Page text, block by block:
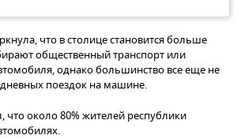
что в столице становится больше
общественный транспорт или
однако большинство все еще не
поездок на машине.
что около 80% жителей республики